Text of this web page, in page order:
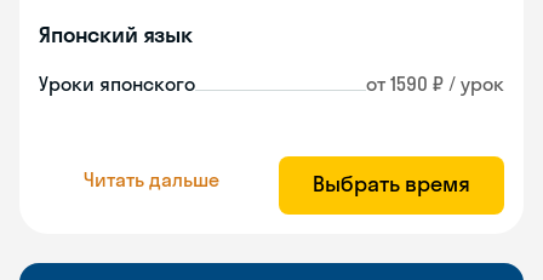
Японский язык
Уроки японского от 1590 ₽ / урок
Читать дальше Выбрать время